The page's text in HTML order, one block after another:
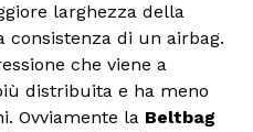
larghezza della
consistenza di un airbag.
che viene a
distribuita e ha meno
Ovviamente la Beltbag